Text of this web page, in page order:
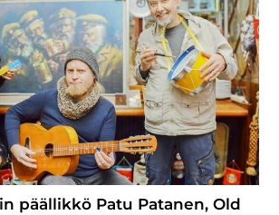
päällikkö Patu Patanen, Old